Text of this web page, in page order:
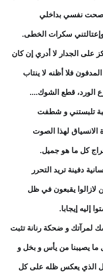
صحت نفسي بداخلي
سكرات الخطى.
على الجدار لا أدري إن كان
فلا أظنه لا ينتاب
الورد، قطع الشوك....
تلبستني و شطفت
لهذا الصوت
كل ما هو جميل.
دفينة تريد التحرر
لازالوا يقبعون في ظل
إيجابا.
لمرآتك و ضحكة رنانة تثبت
يصيبنا من يأس و بخل و
الذي يعكس ظله على كل